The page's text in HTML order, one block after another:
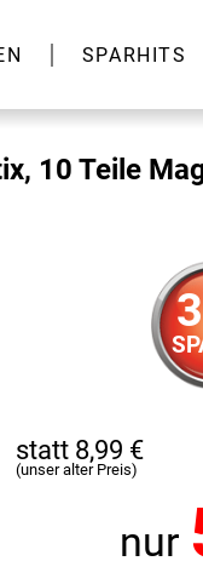
SPARHITS
10 Teile
statt 8,99 €
(unser alter Preis)
nur